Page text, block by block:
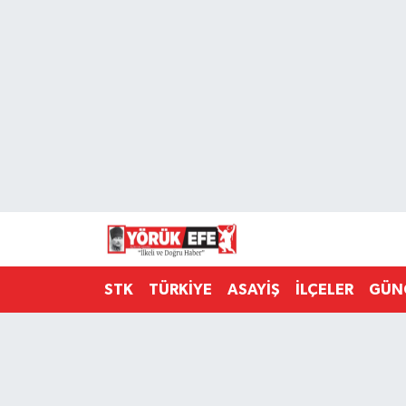
STK TÜRKİYE ASAYİŞ İLÇELER
Süper Lig Puan Durumu ve Fikstür
Tüm Manşetler